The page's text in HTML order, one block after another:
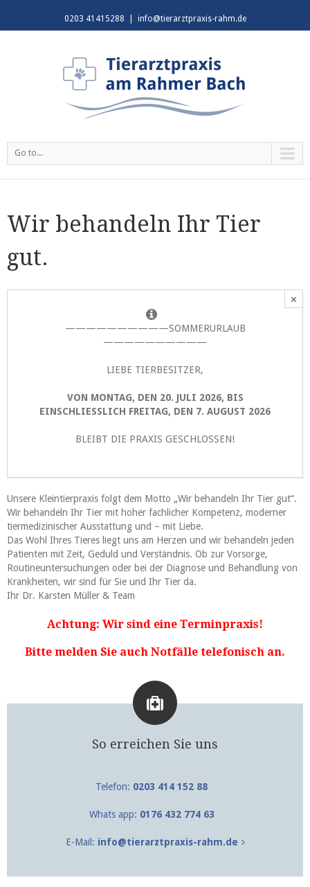
0203 41415288 info@tierarztpraxis-rahm.de
Go to...
Wir behandeln Ihr Tier
gut.
×
——————————SOMMERURLAUB
——————————
LIEBE TIERBESITZER,
VON MONTAG, DEN 20. JULI 2026, BIS
EINSCHLIESSLICH FREITAG, DEN 7. AUGUST 2026
BLEIBT DIE PRAXIS GESCHLOSSEN!
Unsere Kleintierpraxis folgt dem Motto „Wir behandeln Ihr Tier gut“.
Wir behandeln Ihr Tier mit hoher fachlicher Kompetenz, moderner
tiermedizinischer Ausstattung und – mit Liebe.
Das Wohl Ihres Tieres liegt uns am Herzen und wir behandeln jeden
Patienten mit Zeit, Geduld und Verständnis. Ob zur Vorsorge,
Routineuntersuchungen oder bei der Diagnose und Behandlung von
Krankheiten, wir sind für Sie und Ihr Tier da.
Ihr Dr. Karsten Müller & Team
Achtung: Wir sind eine Terminpraxis!
Bitte melden Sie auch Notfälle telefonisch an.
So erreichen Sie uns
Telefon: 0203 414 152 88
Whats app: 0176 432 774 63
E-Mail: info@tierarztpraxis-rahm.de